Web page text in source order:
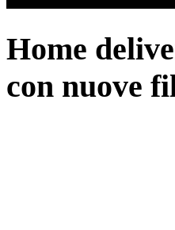
Home
con nuove